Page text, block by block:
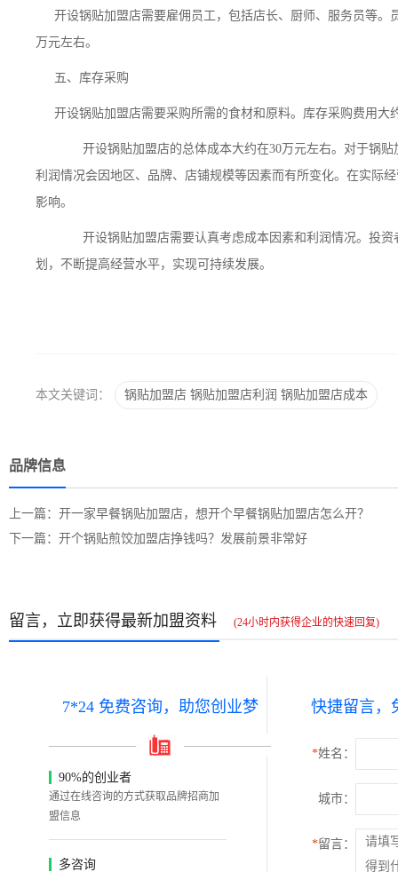
开设锅贴加盟店需要雇佣员工，包括店长、厨师、服务员等
万元左右。
五、库存采购
开设锅贴加盟店需要采购所需的食材和原料。库存采购费用大
开设锅贴加盟店的总体成本大约在30万元左右。对于锅贴
利润情况会因地区、品牌、店铺规模等因素而有所变化。在实际
影响。
开设锅贴加盟店需要认真考虑成本因素和利润情况。投资
划，不断提高经营水平，实现可持续发展。
本文关键词： 锅贴加盟店 锅贴加盟店利润 锅贴加盟店成本
品牌信息
上一篇：开一家早餐锅贴加盟店，想开个早餐锅贴加盟店怎么开？
下一篇：开个锅贴煎饺加盟店挣钱吗？发展前景非常好
留言，立即获得最新加盟资料 (24小时内获得企业的快速回复)
7*24 免费咨询，助您创业梦
90%的创业者
通过在线咨询的方式获取品牌招商加
盟信息
多咨询
快捷留言，
*姓名：
城市：
*留言：